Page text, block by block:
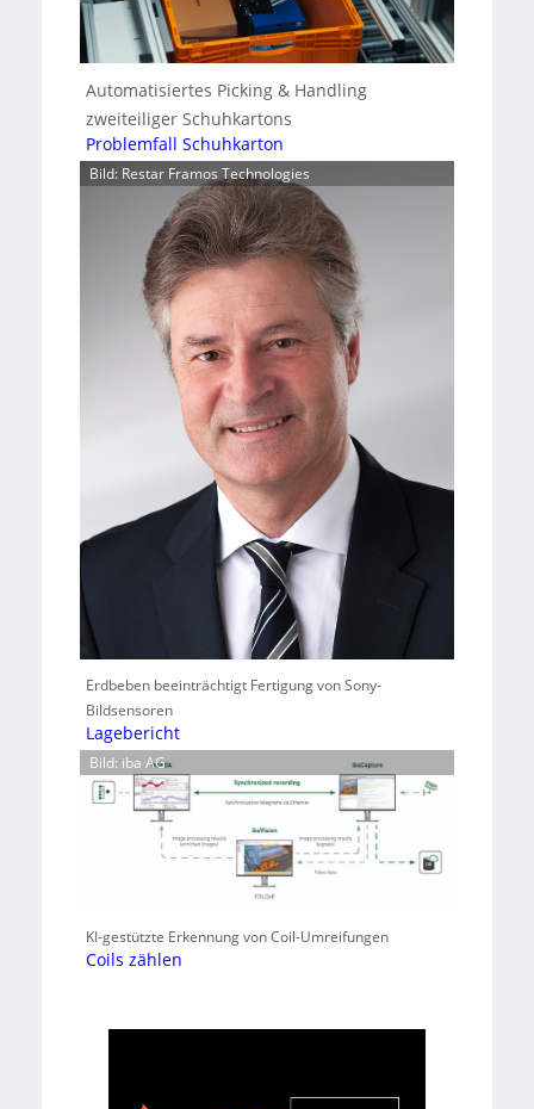
Automatisiertes Picking & Handling
zweiteiliger Schuhkartons
Problemfall Schuhkarton
Bild: Restar Framos Technologies
Erdbeben beeinträchtigt Fertigung von Sony-
Bildsensoren
Lagebericht
Bild: iba AG
KI-gestützte Erkennung von Coil-Umreifungen
Coils zählen